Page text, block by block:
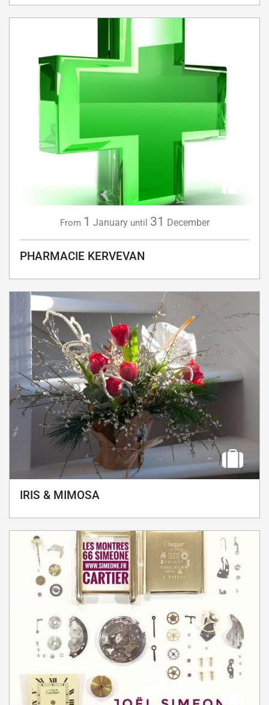
From 1 January until 31 December
PHARMACIE KERVEVAN
IRIS & MIMOSA